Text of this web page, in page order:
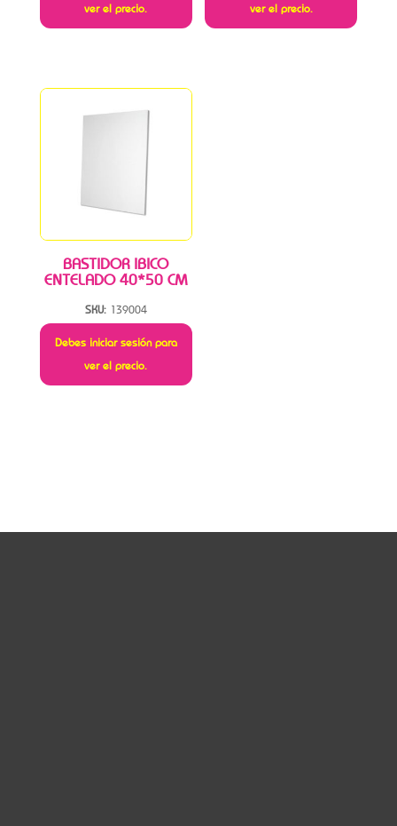
ver el precio.
ver el precio.
BASTIDOR IBICO
ENTELADO 40*50 CM
SKU: 139004
Debes iniciar sesión para
ver el precio.